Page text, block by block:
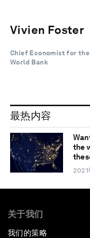
Vivien Foster
Chief Economist for
World Bank
最热内容
the
2021
关于我们
我们的策略